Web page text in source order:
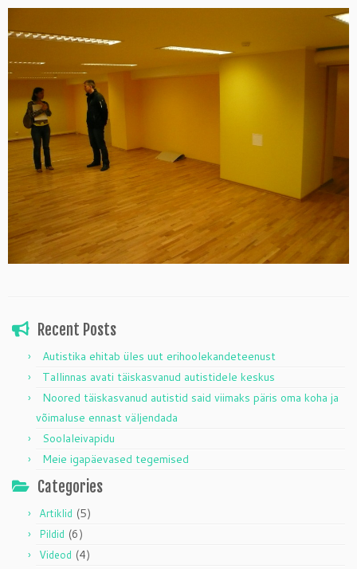
Recent Posts
Autistika ehitab üles uut erihoolekandeteenust
Tallinnas avati täiskasvanud autistidele keskus
Noored täiskasvanud autistid said viimaks päris oma koha ja
võimaluse ennast väljendada
Soolaleivapidu
Meie igapäevased tegemised
Categories
Artiklid (5)
Pildid (6)
Videod (4)